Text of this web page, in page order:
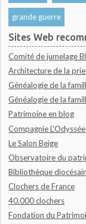
grande guerre
Sites Web
Comité de jumelage
Architecture de la
Généalogie de la
Généalogie de la
Patrimoine en blog
Compagnie L'Odyssée
Le Salon Beige
Observatoire du
Bibliothèque
Clochers de France
40.000 clochers
Fondation du